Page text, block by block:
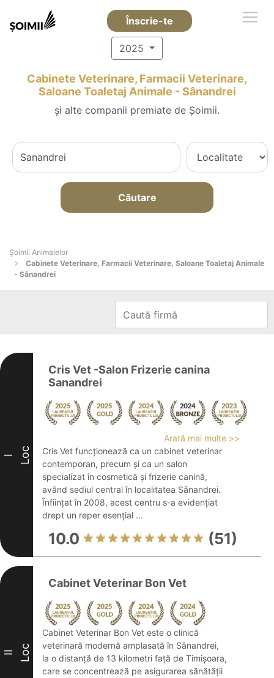
Înscrie-te
2025
Cabinete Veterinare, Farmacii Veterinare,
Saloane Toaletaj Animale - Sânandrei
și alte companii premiate de Șoimii.
Căutare
Şoimii Animalelor
Cabinete Veterinare, Farmacii Veterinare, Saloane Toaletaj Animale
- Sânandrei
I Loc
Cris Vet -Salon Frizerie canina
Sanandrei
Arată mai multe >>
Cris Vet funcționează ca un cabinet veterinar
contemporan, precum și ca un salon
specializat în cosmetică și frizerie canină,
având sediul central în localitatea Sânandrei.
Înființat în 2008, acest centru s-a evidențiat
drept un reper esențial ...
10.0 (51)
II Loc
Cabinet Veterinar Bon Vet
Cabinet Veterinar Bon Vet este o clinică
veterinară modernă amplasată în Sânandrei,
la o distanță de 13 kilometri față de Timișoara,
care se concentrează pe asigurarea sănătății